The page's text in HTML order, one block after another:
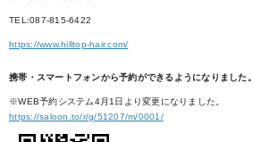
TEL:087-815-6422
https://www.hilltop-hair.com/
携帯・スマートフォンから予約ができるようになりました。
※WEB予約システム4月1日より変更になりました。
https://saloon.to/r/g/51207/m/0001/